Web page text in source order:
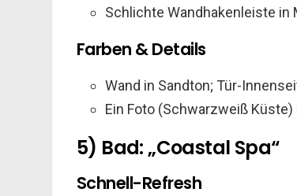
Schlichte Wandhakenleiste in
Farben & Details
Wand in Sandton; Tür-
Ein Foto (Schwarzweiß
5) Bad: „Coastal Spa“
Schnell-Refresh